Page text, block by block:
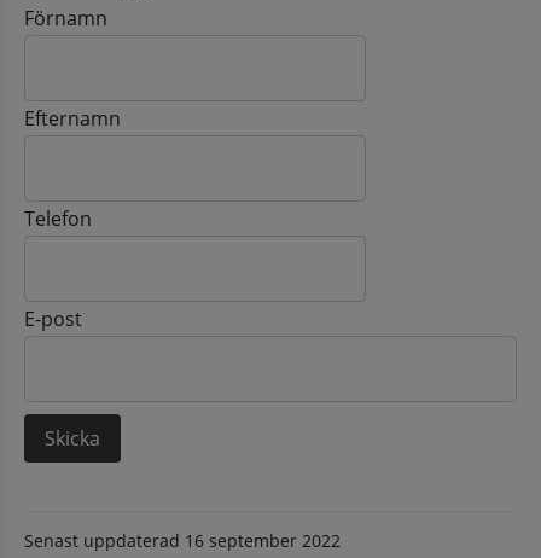
Kontaktuppgifter
Förnamn
Efternamn
Telefon
E-post
Senast uppdaterad 16 september 2022